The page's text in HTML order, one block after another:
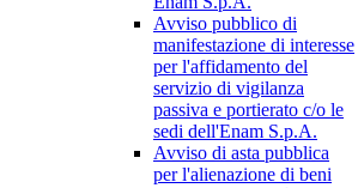
Avviso pubblico di
manifestazione di interesse
per l'affidamento del
servizio di vigilanza
passiva e portierato c/o le
sedi dell'Enam S.p.A.
Avviso di asta pubblica
per l'alienazione di beni